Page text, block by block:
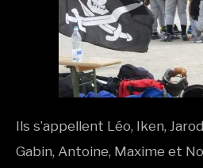
Ils s’appellent Léo, Iken,
Gabin, Antoine, Maxime et